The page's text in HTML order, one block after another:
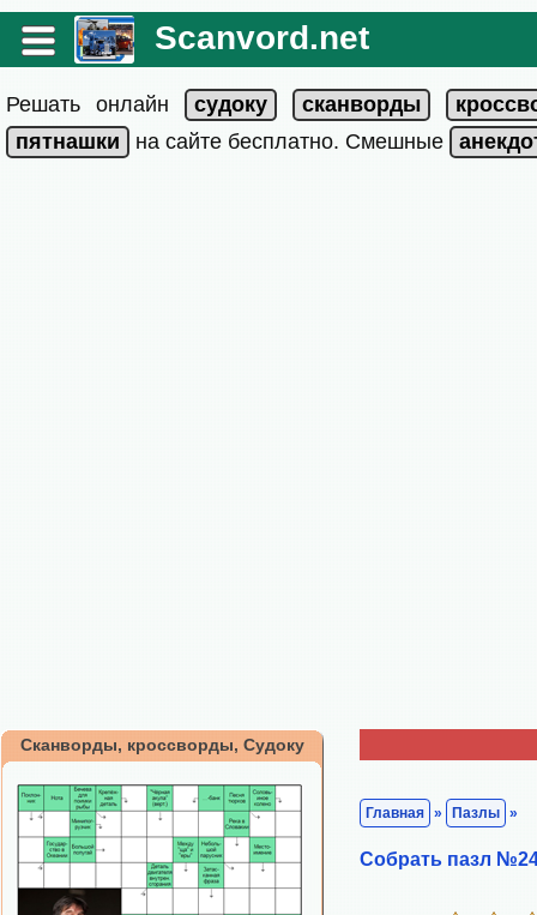
Scanvord.net
Решать онлайн
на сайте бесплатно. Смешные
Сканворды, кроссворды, Судоку
Главная » Пазлы »
Собрать пазл